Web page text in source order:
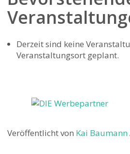
Gotthard-
Langhans-
Wilhelm-
Brandes-
38304
Derzeit sind keine
Veranstaltungsort geplant.
Veröffentlicht von Kai Baumann